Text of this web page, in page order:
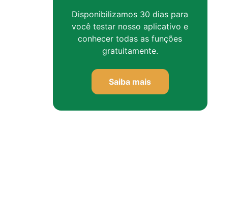
Disponibilizamos 30 dias para
você testar nosso aplicativo e
conhecer todas as funções
gratuitamente.
Saiba mais